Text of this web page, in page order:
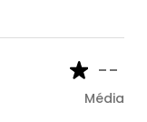
--
Média